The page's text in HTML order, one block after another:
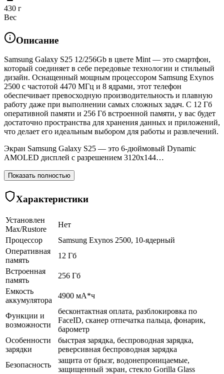
430 г
Вес
Описание
Samsung Galaxy S25 12/256Gb в цвете Mint — это смартфон,
который соединяет в себе передовые технологии и стильный
дизайн. Оснащенный мощным процессором Samsung Exynos
2500 с частотой 4470 МГц и 8 ядрами, этот телефон
обеспечивает превосходную производительность и плавную
работу даже при выполнении самых сложных задач. С 12 Гб
оперативной памяти и 256 Гб встроенной памяти, у вас будет
достаточно пространства для хранения данных и приложений,
что делает его идеальным выбором для работы и развлечений.
Экран Samsung Galaxy S25 — это 6-дюймовый Dynamic
AMOLED дисплей с разрешением 3120x144…
Показать полностью
Характеристики
Установлен
Max/Rustore
Нет
Процессор
Samsung Exynos 2500, 10-ядерный
Оперативная
память
12 Гб
Встроенная
память
256 Гб
Емкость
аккумулятора
4900 мА*ч
Функции и
возможности
бесконтактная оплата, разблокировка по
FaceID, сканер отпечатка пальца, фонарик,
барометр
Особенности
зарядки
быстрая зарядка, беспроводная зарядка,
реверсивная беспроводная зарядка
Безопасность
защита от брызг, водонепроницаемые,
защищенный экран, cтекло Gorilla Glass